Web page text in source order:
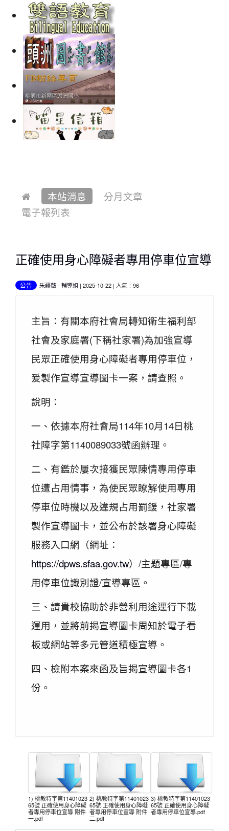
本站消息
分月文章
電子報列表
正確使用身心障礙者專用停車位宣導
公告 朱疆薇- 輔導組 | 2025-10-22 | 人氣：96
主旨：有關本府社會局轉知衛生福利部
社會及家庭署(下稱社家署)為加強宣導
民眾正確使用身心障礙者專用停車位，
爰製作宣導宣導圖卡一案，請查照。
說明：
一、依據本府社會局114年10月14日桃
社障字第1140089033號函辦理。
二、有鑑於屢次接獲民眾陳情專用停車
位遭占用情事，為使民眾瞭解使用專用
停車位時機以及違規占用罰鍰，社家署
製作宣導圖卡，並公布於該署身心障礙
服務入口網（網址：
https://dpws.sfaa.gov.tw）/主題專區/專
用停車位識別證/宣導專區。
三、請貴校協助於非營利用途逕行下載
運用，並將前揭宣導圖卡周知於電子看
板或網站等多元管道積極宣導。
四、檢附本案來函及旨揭宣導圖卡各1
份。
1) 桃教特字第11401023
65號 正確使用身心障礙
者專用停車位宣導 附件
一.pdf
2) 桃教特字第11401023
65號 正確使用身心障礙
者專用停車位宣導 附件
二.pdf
3) 桃教特字第11401023
65號 正確使用身心障礙
者專用停車位宣導.pdf